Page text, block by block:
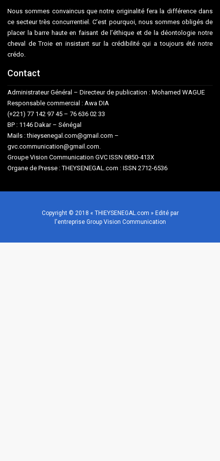
Nous sommes convaincus que notre originalité fera la différence dans
ce secteur très concurrentiel. C’est pourquoi, nous sommes obligés de
placer la barre haute en faisant de l’éthique et de la déontologie notre
cheval de Troie en insistant sur la crédibilité qui a toujours été notre
crédo.
Contact
Administrateur Général – Directeur de publication : Mohamed WAGUE
Responsable commercial : Awa DIA
(+221) 77 142 97 45 – 76 636 02 33
BP : 1146 Dakar – Sénégal
Mails : thieysenegal.com@gmail.com –
gvc.communication@gmail.com.
Groupe Vision Communication GVC ISSN 0850-413X
Organe de Presse : THEYSENEGAL.com : ISSN 2712-6536
Copyright © 2018 « THIEYSENEGAL.com » Edité par
l'entreprise Group Vision Communication